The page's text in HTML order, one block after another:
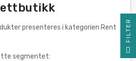
presenteres i kategorien Rent
segmentet:
R